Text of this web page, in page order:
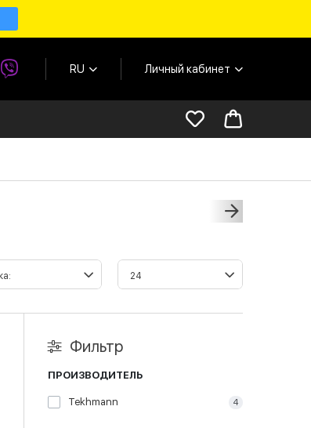
RU Личный кабинет
Фильтр
ПРОИЗВОДИТЕЛЬ
Tekhmann 4